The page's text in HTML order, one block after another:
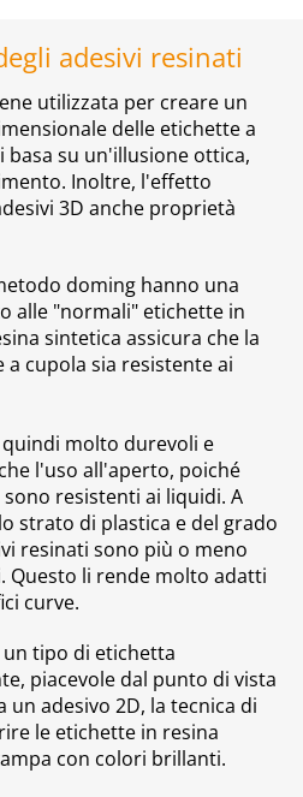
adesivi resinati
utilizzata per creare un
delle etichette a
basa su un'illusione ottica,
Inoltre, l'effetto
3D anche proprietà
doming hanno una
alle "normali" etichette in
sintetica assicura che la
cupola sia resistente ai
molto durevoli e
l'uso all'aperto, poiché
resistenti ai liquidi. A
strato di plastica e del grado
resinati sono più o meno
Questo li rende molto adatti
curve.
tipo di etichetta
piacevole dal punto di vista
un adesivo 2D, la tecnica di
le etichette in resina
con colori brillanti.